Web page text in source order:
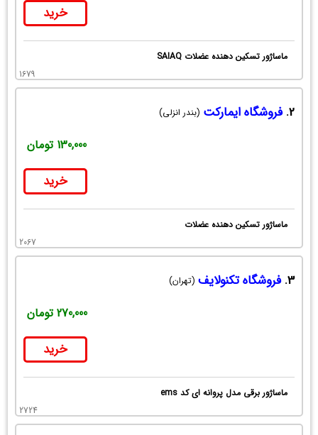
خرید
ماساژور تسکین دهنده عضلات SAIAQ
1679
2. فروشگاه ایمارکت (بندر انزلی)
130,000 تومان
خرید
ماساژور تسکین دهنده عضلات
2067
3. فروشگاه تکنولایف (تهران)
270,000 تومان
خرید
ماساژور برقی مدل پروانه ای کد ems
2724